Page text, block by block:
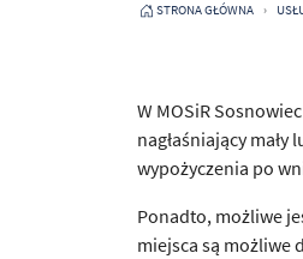
STRONA GŁÓWNA
W MOSiR
nagłaśniający
wypożyczenia po
Ponadto, możliwe
miejsca są możliwe